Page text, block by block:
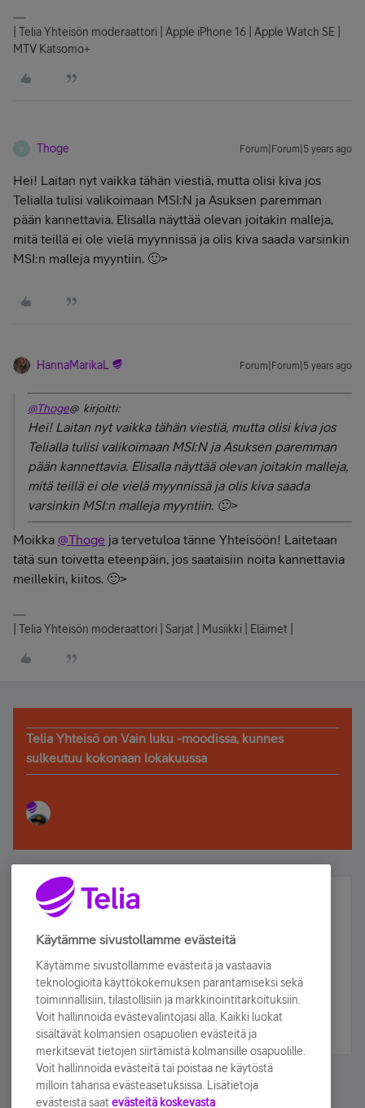
| Telia Yhteisön moderaattori | Apple iPhone 16 | Apple Watch SE |
MTV Katsomo+
T Thoge Forum|Forum|5 years ago
Hei! Laitan nyt vaikka tähän viestiä, mutta olisi kiva jos
Telialla tulisi valikoimaan MSI:N ja Asuksen paremman
pään kannettavia. Elisalla näyttää olevan joitakin malleja,
mitä teillä ei ole vielä myynnissä ja olis kiva saada varsinkin
MSI:n malleja myyntiin. 🙂>
HannaMarikaL Forum|Forum|5 years ago
@Thoge@ kirjoitti:
Hei! Laitan nyt vaikka tähän viestiä, mutta olisi kiva jos
Telialla tulisi valikoimaan MSI:N ja Asuksen paremman
pään kannettavia. Elisalla näyttää olevan joitakin malleja,
mitä teillä ei ole vielä myynnissä ja olis kiva saada
varsinkin MSI:n malleja myyntiin. 🙂>
Moikka @Thoge ja tervetuloa tänne Yhteisöön! Laitetaan
tätä sun toivetta eteenpäin, jos saataisiin noita kannettavia
meillekin, kiitos. 🙂>
| Telia Yhteisön moderaattori | Sarjat | Musiikki | Eläimet |
Telia Yhteisö on Vain luku -moodissa, kunnes
sulkeutuu kokonaan lokakuussa
Älä jää paitsi – osallistu ja voita!
Tilaa Telian uutiskirje ja olet mukana arvonnassa.
sähköpostiisi.
Tilaa nyt
Käytämme sivustollamme evästeitä
Käytämme sivustollamme evästeitä ja vastaavia
teknologioita käyttökokemuksen parantamiseksi sekä
toiminnallisiin, tilastollisiin ja markkinointitarkoituksiin.
Voit hallinnoida evästevalintojasi alla. Kaikki luokat
sisältävät kolmansien osapuolien evästeitä ja
merkitsevät tietojen siirtämistä kolmansille osapuolille.
Voit hallinnoida evästeitä tai poistaa ne käytöstä
milloin tahansa evästeasetuksissa. Lisätietoja
evästeistä saat evästeitä koskevasta